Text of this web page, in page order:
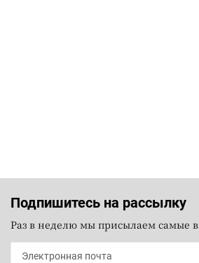
Подпишитесь на рассылку
Раз в неделю мы присылаем самые